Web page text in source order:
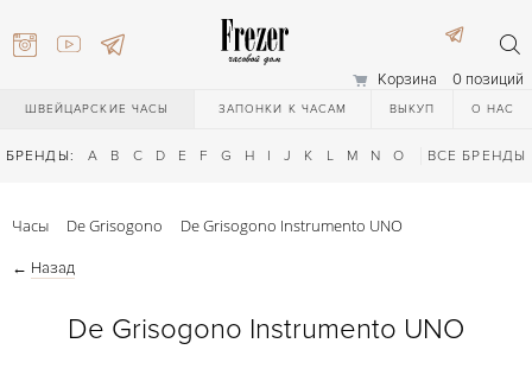
Корзина 0 позиций
ШВЕЙЦАРСКИЕ ЧАСЫ ЗАПОНКИ К ЧАСАМ ВЫКУП О НАС
БРЕНДЫ: A B C D E F G H I J K L M N O Q R S T
ВСЕ БРЕНДЫ
Часы De Grisogono De Grisogono Instrumento UNO
← Назад
De Grisogono Instrumento UNO